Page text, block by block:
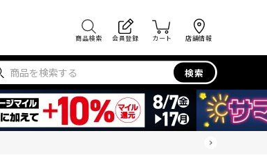
商品検索 会員登録 カート 店舗情報
検索